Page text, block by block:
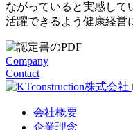
ながっていると実感して
活躍できるよう健康経営
Company
Contact
会社概要
企業理念